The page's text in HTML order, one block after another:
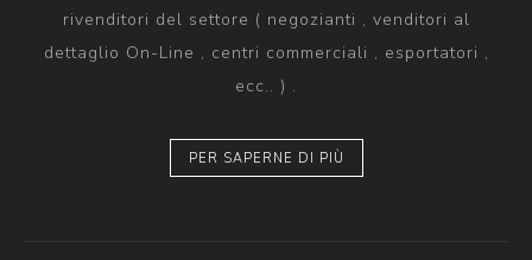
rivenditori del settore ( negozianti , venditori al
dettaglio On-Line , centri commerciali , esportatori ,
ecc.. ) .
PER SAPERNE DI PIÙ